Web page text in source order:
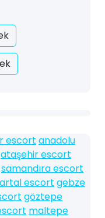
escort anadolu
ataşehir escort
samandıra escort
escort gebze
göztepe
maltepe